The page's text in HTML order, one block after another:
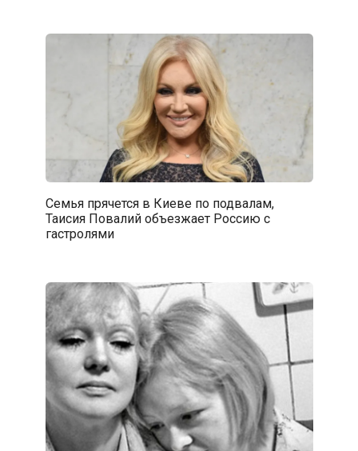
Семья прячется в Киеве по подвалам,
Таисия Повалий объезжает Россию с
гастролями